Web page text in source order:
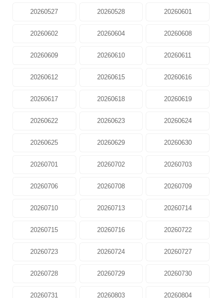
20260527 20260528 20260601
20260602 20260604 20260608
20260609 20260610 20260611
20260612 20260615 20260616
20260617 20260618 20260619
20260622 20260623 20260624
20260625 20260629 20260630
20260701 20260702 20260703
20260706 20260708 20260709
20260710 20260713 20260714
20260715 20260716 20260722
20260723 20260724 20260727
20260728 20260729 20260730
20260731 20260803 20260804